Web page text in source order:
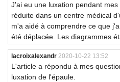
J'ai eu une luxation pendant
réduite dans un centre médical
m'a aidé à comprendre ce que
été déplacée. Les diagrammes
lacroixalexandr 2020-10-22 13:52
L'article a répondu à mes
luxation de l'épaule.